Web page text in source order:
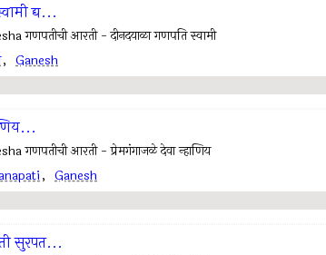
द्य...
आरती - दीनदयाळा गणपति स्वामी
, Ganesh
आरती - प्रेमगंगाजळे देवा न्हाणिय
, Ganesh
सुरपत...